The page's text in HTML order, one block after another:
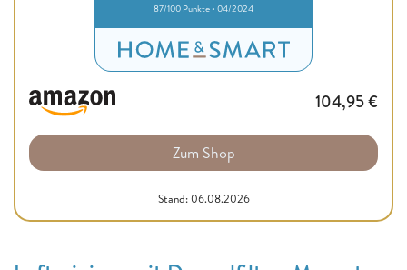
87/100 Punkte • 04/2024
104,95€
Zum Shop
Stand: 06.08.2026